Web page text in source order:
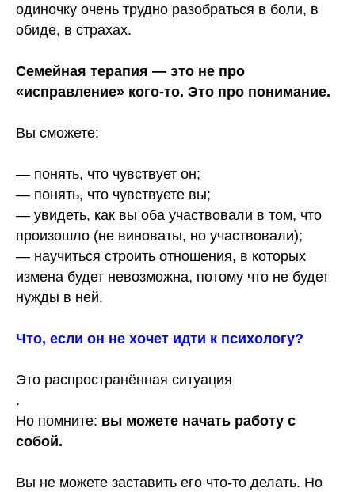
одиночку очень трудно разобраться в боли, в
обиде, в страхах.
Семейная терапия — это не про
«исправление» кого-то. Это про понимание.
Вы сможете:
— понять, что чувствует он;
— понять, что чувствуете вы;
— увидеть, как вы оба участвовали в том, что
произошло (не виноваты, но участвовали);
— научиться строить отношения, в которых
измена будет невозможна, потому что не будет
нужды в ней.
Что, если он не хочет идти к психологу?
Это распространённая ситуация
.
Но помните: вы можете начать работу с
собой.
Вы не можете заставить его что-то делать. Но